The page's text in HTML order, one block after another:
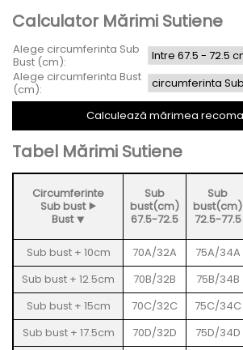
Calculator Mărimi Sutiene
Alege circumferinta Sub
Bust (cm):
Alege circumferinta Bust
(cm):
Tabel Mărimi Sutiene
Circumferinte
Sub bust ⯈
Bust ⯆
Sub
bust(cm)
67.5-72.5
Sub
bust(cm)
72.5-77.5
Sub bust + 10cm 70A/32A 75A/34A
Sub bust + 12.5cm
70B/32B 75B/34B
Sub bust + 15cm
70C/32C 75C/34C
Sub bust + 17.5cm
70D/32D 75D/34D